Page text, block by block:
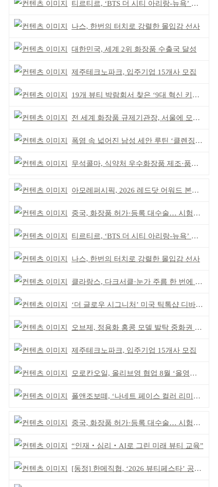
티르티르, ‘BTS 더 시티 아리랑-뉴욕’ 참여
나스, 한번의 터치로 강렬한 몰입감 선사
대한민국, 세계 2위 화장품 수출국 달성
제주테크노파크, 입주기업 15개사 모집
19개 뷰티 박람회서 찾은 ‘9대 혁신 키워드’
전 세계 화장품 규제기관장, 서울에 모인다
폭염 속 넓어진 남성 세안 루틴 ‘클렌징’ 거래액 급증
무석콜마, 식약처 우수화장품 제조·품질관리 체계 인정
아모레퍼시픽, 2026 레드닷 어워드 본상 2개 수상
중국, 화장품 허가·등록 대수술… 시험자료 공용 허용
티르티르, ‘BTS 더 시티 아리랑-뉴욕’ 참여
나스, 한번의 터치로 강렬한 몰입감 선사
클라랑스, 다크서클·눈가 주름 한 번에 더블 케어
‘더 글로우 시그니처’ 미국 틱톡샵 디바이스 부문 1위
오브제, 정용화 홍콩 모델 발탁 중화권 공략 강화
제주테크노파크, 입주기업 15개사 모집
모로칸오일, 올리브영 협업 8월 ‘올영픽’ 선정
폴앤조보떼, ‘나네트 페이스 컬러 리미티드’ 출시
중국, 화장품 허가·등록 대수술… 시험자료 공용 허용
“인재‧심리‧AI로 그린 미래 뷰티 교육”
[동정] 한메직협, ‘2026 뷰티페스타’ 공동 주최